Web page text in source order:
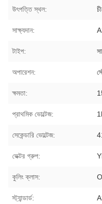
উৎপত্তি স্থল:
সাক্ষ্যদান:
টাইপ:
অপারেশন:
ক্ষমতা:
প্রাথমিক ভোল্টেজ:
সেকেন্ডারি ভোল্টেজ:
ভেক্টর গ্রুপ:
কুলিং ক্লাস:
স্ট্যান্ডার্ড: